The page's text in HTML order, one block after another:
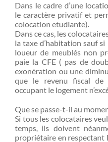
Dans le cadre d’une
le caractère privatif et
colocation etudiante).
Dans ce cas, les
la taxe d’habitation sauf
loueur de meublés non
paie la CFE ( pas de
exonération ou une
que le revenu fiscal de
occupant le logement
Que se passe-t-il au
Si tous les colocataires
temps, ils doivent
propriétaire en respectant